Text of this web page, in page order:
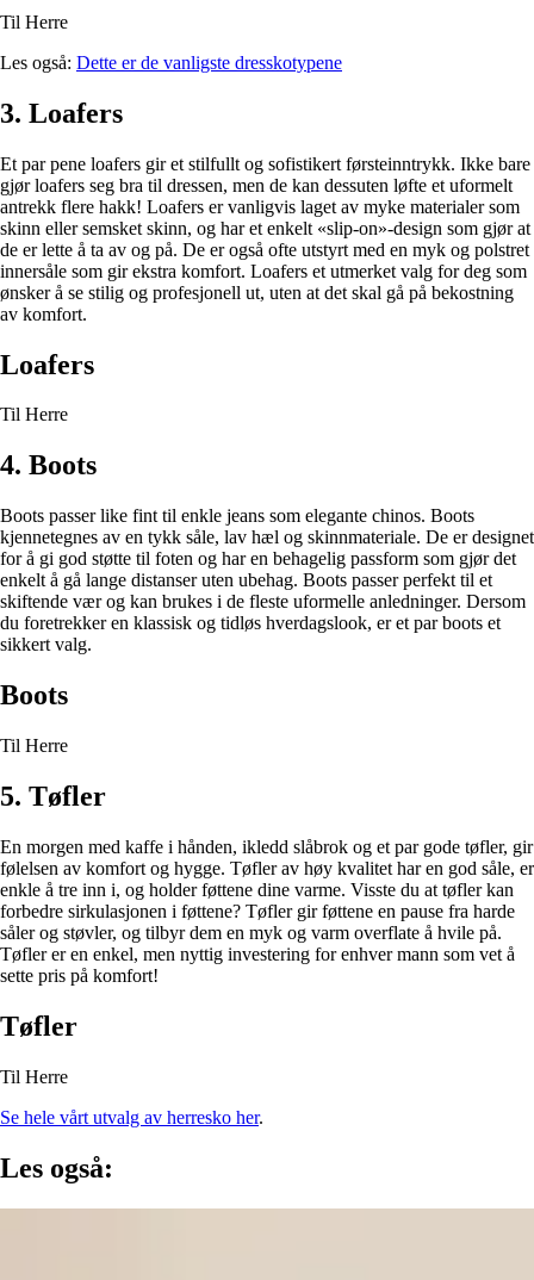
Til Herre
Les også: Dette er de vanligste dresskotypene
3. Loafers
Et par pene loafers gir et stilfullt og sofistikert førsteinntrykk. Ikke bare
gjør loafers seg bra til dressen, men de kan dessuten løfte et uformelt
antrekk flere hakk! Loafers er vanligvis laget av myke materialer som
skinn eller semsket skinn, og har et enkelt «slip-on»-design som gjør at
de er lette å ta av og på. De er også ofte utstyrt med en myk og polstret
innersåle som gir ekstra komfort. Loafers et utmerket valg for deg som
ønsker å se stilig og profesjonell ut, uten at det skal gå på bekostning
av komfort.
Loafers
Til Herre
4. Boots
Boots passer like fint til enkle jeans som elegante chinos. Boots
kjennetegnes av en tykk såle, lav hæl og skinnmateriale. De er designet
for å gi god støtte til foten og har en behagelig passform som gjør det
enkelt å gå lange distanser uten ubehag. Boots passer perfekt til et
skiftende vær og kan brukes i de fleste uformelle anledninger. Dersom
du foretrekker en klassisk og tidløs hverdagslook, er et par boots et
sikkert valg.
Boots
Til Herre
5. Tøfler
En morgen med kaffe i hånden, ikledd slåbrok og et par gode tøfler, gir
følelsen av komfort og hygge. Tøfler av høy kvalitet har en god såle, er
enkle å tre inn i, og holder føttene dine varme. Visste du at tøfler kan
forbedre sirkulasjonen i føttene? Tøfler gir føttene en pause fra harde
såler og støvler, og tilbyr dem en myk og varm overflate å hvile på.
Tøfler er en enkel, men nyttig investering for enhver mann som vet å
sette pris på komfort!
Tøfler
Til Herre
Se hele vårt utvalg av herresko her.
Les også: